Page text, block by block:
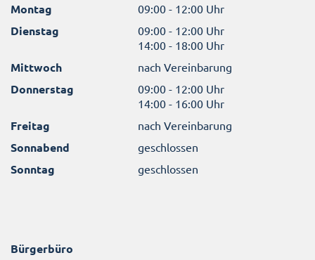
Montag 09:00 - 12:00 Uhr
Dienstag
09:00 - 12:00 Uhr
14:00 - 18:00 Uhr
Mittwoch nach Vereinbarung
Donnerstag
09:00 - 12:00 Uhr
14:00 - 16:00 Uhr
Freitag nach Vereinbarung
Sonnabend geschlossen
Sonntag geschlossen
Bürgerbüro